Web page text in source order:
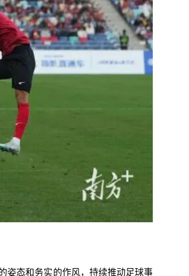
姿态和务实的作风，持续推动足球事